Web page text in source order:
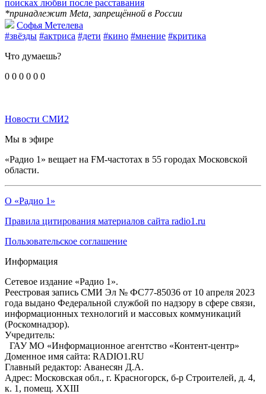
поисках любви после расставания
*принадлежит Meta, запрещённой в России
Софья Метелева
#звёзды #актриса #дети #кино #мнение #критика
Что думаешь?
0 0 0 0 0 0
Новости СМИ2
Мы в эфире
«Радио 1» вещает на FM-частотах в 55 городах Московской
области.
О «Радио 1»
Правила цитирования материалов сайта radio1.ru
Пользовательское соглашение
Информация
Сетевое издание «Радио 1».
Реестровая запись СМИ Эл № ФС77-85036 от 10 апреля 2023
года выдано Федеральной службой по надзору в сфере связи,
информационных технологий и массовых коммуникаций
(Роскомнадзор).
Учредитель:
ГАУ МО «Информационное агентство «Контент-центр»
Доменное имя сайта: RADIO1.RU
Главный редактор: Аванесян Д.А.
Адрес: Московская обл., г. Красногорск, б-р Строителей, д. 4,
к. 1, помещ. XXIII